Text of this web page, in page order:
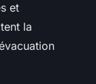
et
la